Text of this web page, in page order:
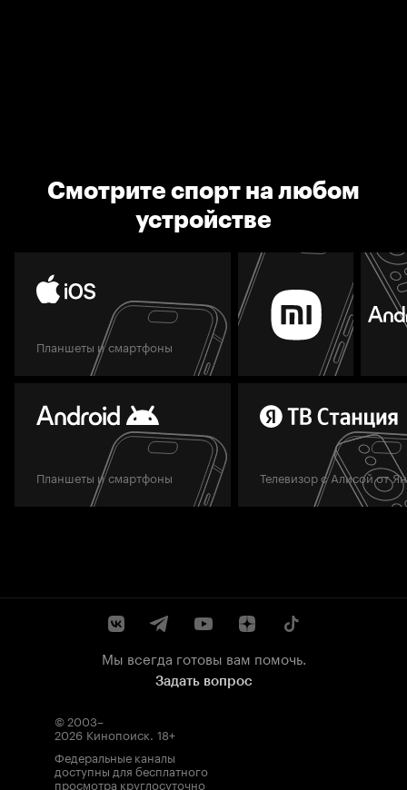
Смотрите спорт на любом
устройстве
Планшеты и смартфоны
Планшеты и смартфоны Телевизор с Алисой от
Мы всегда готовы вам помочь.
Задать вопрос
© 2003–
2026 Кинопоиск. 18+
Федеральные каналы
доступны для бесплатного
просмотра круглосуточно